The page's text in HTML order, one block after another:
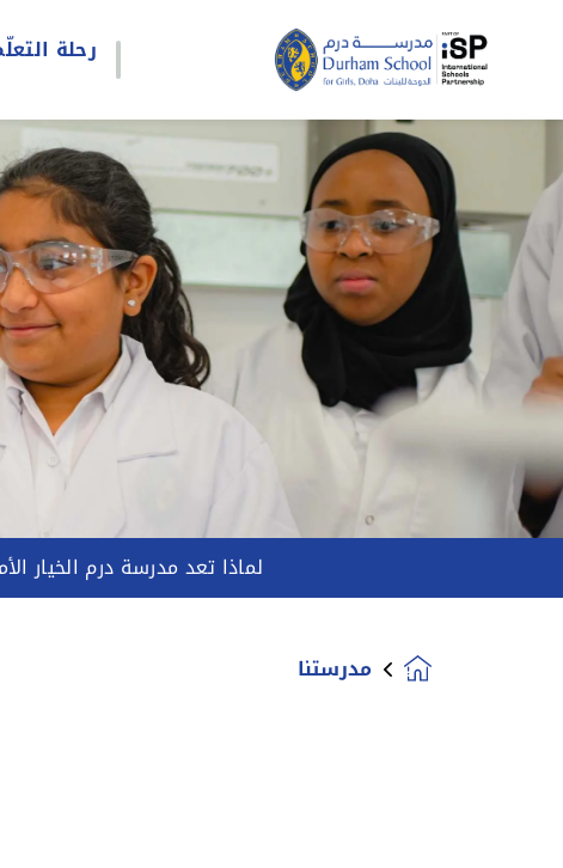
رحلة
لماذا تعد مدرسة درم الخيار
Homepage
مدرستنا